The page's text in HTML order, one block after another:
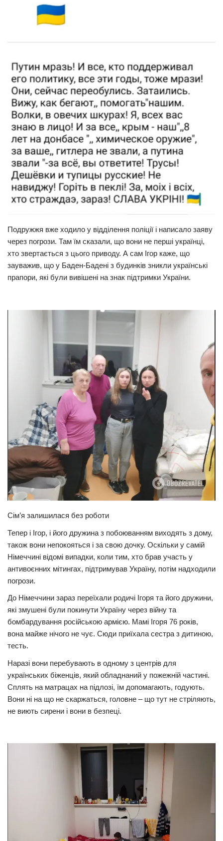
Подружжя вже ходило у відділення поліції і написало заяву
через погрози. Там їм сказали, що вони не перші українці,
хто звертається з цього приводу. А сам Ігор каже, що
зауважив, що у Баден-Бадені з будинків зникли українські
прапори, які були вивішені на знак підтримки України.
Сім’я залишилася без роботи
Тепер і Ігор, і його дружина з побоюванням виходять з дому,
також вони непокояться і за свою дочку. Оскільки у самій
Німеччині відомі випадки, коли тим, хто брав участь у
антивоєнних мітингах, підтримував Україну, потім надходили
погрози.
До Німеччини зараз переїхали родичі Ігоря та його дружини,
які змушені були покинути Україну через війну та
бомбардування російською армією. Мамі Ігоря 76 років,
вона майже нічого не чує. Сюди приїхала сестра з дитиною,
тесть.
Наразі вони перебувають в одному з центрів для
українських біженців, який обладнаний у пожежній частині.
Сплять на матрацах на підлозі, їм допомагають, годують.
Вони ні на що не скаржаться, головне – що тут не стріляють,
не виють сирени і вони в безпеці.